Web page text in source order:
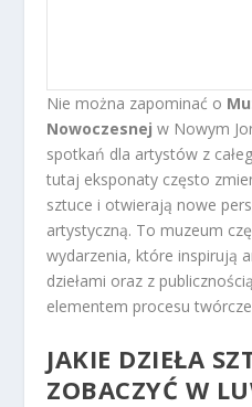
Nie można zapominać o
Nowoczesnej w Nowym
spotkań dla artystów z
tutaj eksponaty często
sztuce i otwierają nowe
artystyczną. To muzeum
wydarzenia, które inspirują
dziełami oraz z
elementem procesu
JAKIE DZIEŁA
ZOBACZYĆ W